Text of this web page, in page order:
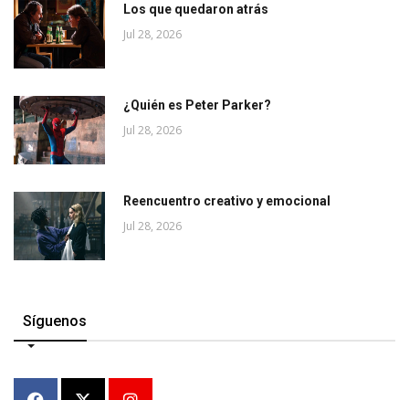
Los que quedaron atrás
Jul 28, 2026
¿Quién es Peter Parker?
Jul 28, 2026
Reencuentro creativo y emocional
Jul 28, 2026
Síguenos